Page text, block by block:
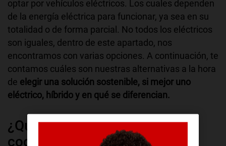
optar por vehículos eléctricos. Los cuales dependen
de la energía eléctrica para funcionar, ya sea en su
totalidad o de forma parcial. No todos los eléctricos
son iguales, dentro de este apartado, nos
encontramos con varias opciones. A continuación, te
contamos cuáles son nuestras alternativas a la hora
de elegir una solución sostenible, si mejor uno
eléctrico, híbrido y en qué se diferencian.
¿Qué diferencia hay entre un
coche híbrido y uno eléctrico?